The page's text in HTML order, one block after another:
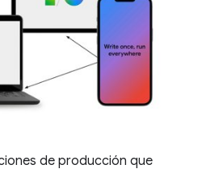
de producción que